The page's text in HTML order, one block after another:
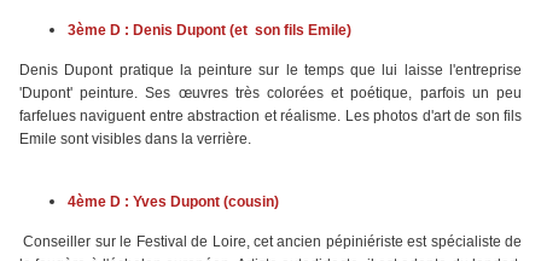
3ème D : Denis Dupont (et son fils Emile)
Denis Dupont pratique la peinture sur le temps que lui laisse l'entreprise
'Dupont' peinture. Ses œuvres très colorées et poétique, parfois un peu
farfelues naviguent entre abstraction et réalisme. Les photos d'art de son fils
Emile sont visibles dans la verrière.
4ème D : Yves Dupont (cousin)
Conseiller sur le Festival de Loire, cet ancien pépiniériste est spécialiste de